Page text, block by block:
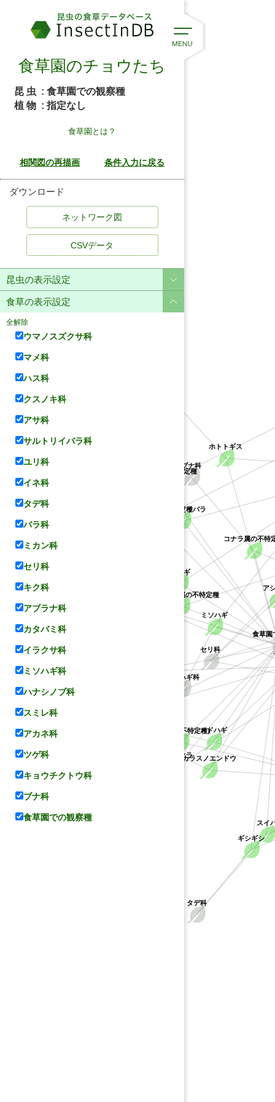
メドハギ
カラスノエンドウ
サルトリイバラ
ホトトギス
タデ科
スイ
ギシギシ
バラ科
セリ科
ア
ミソハギ科
ミソハギ
ハナシノブ科
シバザクラ
(ハギ属の不特定種)
ケハギ
クチナシ属の不特定種
クソカズラ属の不特定種
キジョラン属の不特定種
ブナ科
コナラ属の不特
食草園
食草園のチョウたち
昆 虫 : 食草園での観察種
植 物 : 指定なし
食草園とは？
ダウンロード
CSVデータ
昆虫の表示設定
食草の表示設定
全解除
ウマノスズクサ科
マメ科
ハス科
クスノキ科
アサ科
サルトリイバラ科
ユリ科
イネ科
タデ科
バラ科
ミカン科
セリ科
キク科
アブラナ科
カタバミ科
イラクサ科
ミソハギ科
ハナシノブ科
スミレ科
アカネ科
ツゲ科
キョウチクトウ科
ブナ科
食草園での観察種